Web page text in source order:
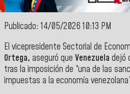
Publicado: 14/05/2026 10:13 PM
El vicepresidente Sectorial de
Ortega, aseguró que Venezuela dejó
tras la imposición de “una de las
impuestas a la economía